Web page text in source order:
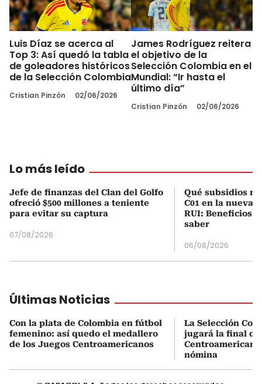
Luis Díaz se acerca al
Top 3: Así quedó la tabla
de goleadores históricos
de la Selección Colombia
Cristian Pinzón 02/06/2026
James Rodríguez reitera
el objetivo de la
Selección Colombia en el
Mundial: “Ir hasta el
último día”
Cristian Pinzón 02/06/2026
Lo más leído
Jefe de finanzas del Clan del Golfo
ofreció $500 millones a teniente
para evitar su captura
07/08/2026
Qué subsidios
C01 en la nueva
RUI: Beneficios
saber
06/08/2026
Últimas Noticias
Con la plata de Colombia en fútbol
femenino: así quedo el medallero
de los Juegos Centroamericanos
La Selección
jugará la final de
nómina